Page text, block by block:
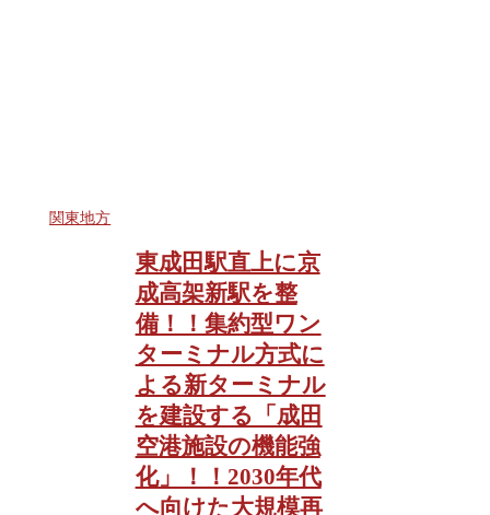
関東地方
東成田駅直上に京
成高架新駅を整
備！！集約型ワン
ターミナル方式に
よる新ターミナル
を建設する「成田
空港施設の機能強
化」！！2030年代
へ向けた大規模再